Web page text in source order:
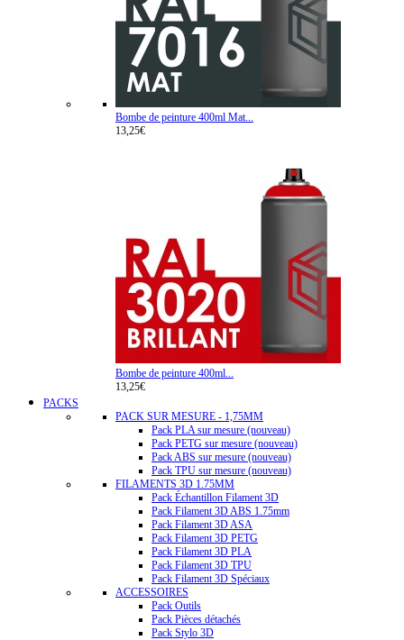
Bombe de peinture 400ml Mat...
13,25€
Bombe de peinture 400ml...
13,25€
PACKS
PACK SUR MESURE - 1,75MM
Pack PLA sur mesure (nouveau)
Pack PETG sur mesure (nouveau)
Pack ABS sur mesure (nouveau)
Pack TPU sur mesure (nouveau)
FILAMENTS 3D 1.75MM
Pack Échantillon Filament 3D
Pack Filament 3D ABS 1.75mm
Pack Filament 3D ASA
Pack Filament 3D PETG
Pack Filament 3D PLA
Pack Filament 3D TPU
Pack Filament 3D Spéciaux
ACCESSOIRES
Pack Outils
Pack Pièces détachés
Pack Stylo 3D